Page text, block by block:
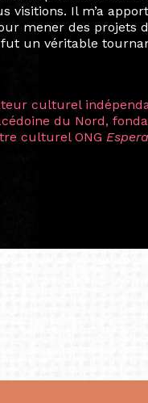
Helsinki à Kuala
ainsi ma
à travers les
marquantes fut celle
— une amitié
et m’ont
d’une décennie.
année intense et
de rêver, de
/Germany)